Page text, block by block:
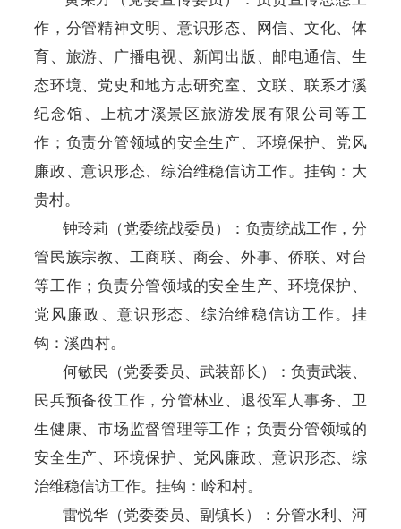
作，分管精神文明 、 意识形态、 网信、 文化、体
育、旅游、 广播电视、新闻出版 、邮电通信、 生
态环境、 党史和地方志研究室、文联 、 联系才溪
纪念馆 、上杭才溪景区旅游发展有限公司等工
作 ；负责分管领域的安全生产、环境保护、 党风
廉政、意识形态、 综治维稳信访工作。挂钩：大
贵村。
钟玲莉 （党委统战委员）
：负责统战工作，分
管民族宗教、 工商联、 商会、外事、侨联 、对台
等工作；负责分管领域的安全生产、环境保护、
党风廉政、意识形态、 综治维稳信访工作。挂
钩：溪西村。
何敏民 （党委委员、武装部长）
：负责武装、
民兵预备役工作，分管林业、 退役军人事务、 卫
生健康、市场监督管理等工作；负责分管领域的
安全生产、环境保护、 党风廉政、意识形态、 综
治维稳信访工作。挂钩：岭和村。
雷悦华 （党委委员、副镇长） ：分管水利、河